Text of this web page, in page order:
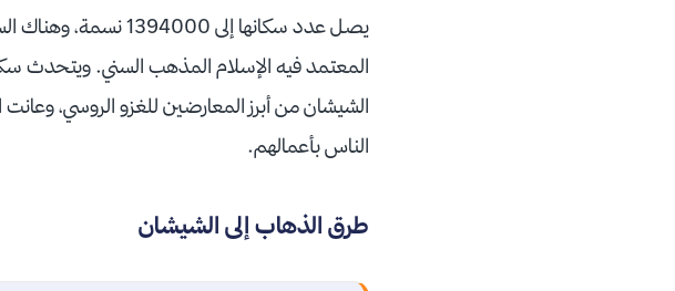
يصل عدد سكانها إلى
المعتمد فيه الإسلام المذهب السني. ويتحدث
الشيشان من أبرز المعارضين للغزو الروسي، وعانت
الناس بأعمالهم.
طرق الذهاب إلى الشيشان